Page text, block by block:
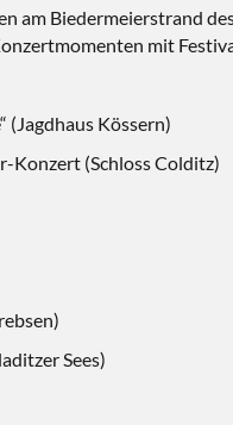
Biedermeierstrand
mit
(Jagdhaus Kössern)
Konzert (Schloss Colditz)
Sees)